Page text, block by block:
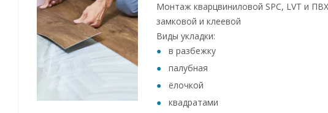
Монтаж кварцвиниловой SPC, LVT и
замковой и клеевой
Виды укладки:
в разбежку
палубная
ёлочкой
квадратами